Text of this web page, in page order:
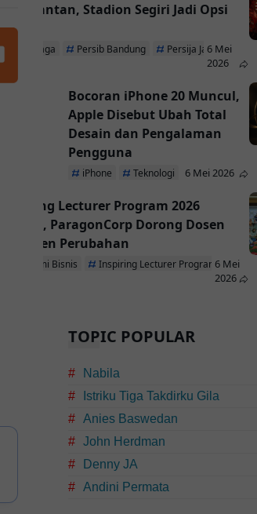
Kalimantan, Stadion Segiri Jadi Opsi
Utama
Olahraga Persib Bandung Persija Jakarta
6 Mei
2026
Bocoran iPhone 20 Muncul,
Apple Disebut Ubah Total
Desain dan Pengalaman
Pengguna
iPhone Teknologi 6 Mei 2026
Inspiring Lecturer Program 2026
Dibuka, ParagonCorp Dorong Dosen
Jadi Agen Perubahan
Ekonomi Bisnis Inspiring Lecturer Program6 Mei
2026
TOPIC POPULAR
Nabila
Istriku Tiga Takdirku Gila
Anies Baswedan
John Herdman
Denny JA
Andini Permata